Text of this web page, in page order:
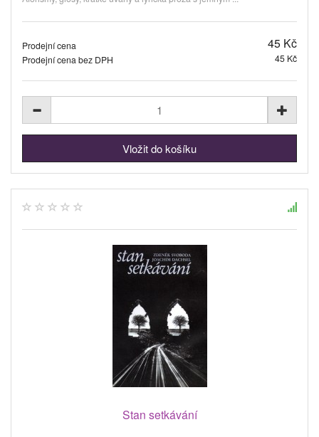
Prodejní cena 45 Kč
Prodejní cena bez DPH 45 Kč
Stan setkávání